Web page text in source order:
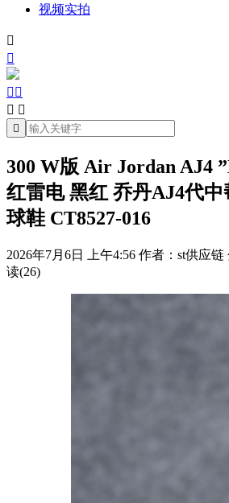
视频实拍


 
 

300 W版 Air Jordan AJ4
红雷电 黑红 乔丹AJ4代
球鞋 CT8527-016
2026年7月6日 上午4:56 作者：st供应链
读(26)